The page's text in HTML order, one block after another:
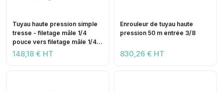
Tuyau haute pression simple
tresse - filetage mâle 1/4
pouce vers filetage mâle 1/4
pouce
148,18 € HT
Enrouleur de tuyau haute
pression 50 m entrée 3/8
830,26 € HT